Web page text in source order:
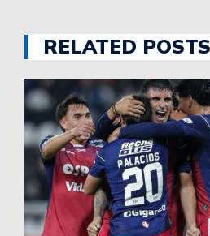
RELATED POSTS